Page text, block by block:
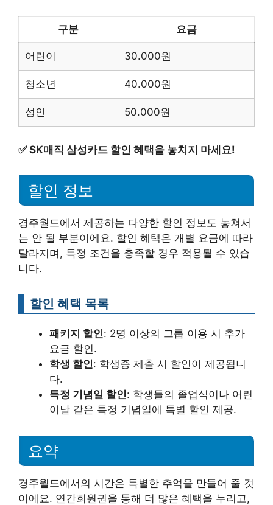
구분 요금
어린이 30.000원
청소년 40.000원
성인 50.000원
✅SK매직 삼성카드 할인 혜택을 놓치지 마세요!
할인 정보
경주월드에서 제공하는 다양한 할인 정보도 놓쳐서
는 안 될 부분이에요. 할인 혜택은 개별 요금에 따라
달라지며, 특정 조건을 충족할 경우 적용될 수 있습
니다.
할인 혜택 목록
패키지 할인: 2명 이상의 그룹 이용 시 추가
요금 할인.
학생 할인: 학생증 제출 시 할인이 제공됩니
다.
특정 기념일 할인: 학생들의 졸업식이나 어린
이날 같은 특정 기념일에 특별 할인 제공.
요약
경주월드에서의 시간은 특별한 추억을 만들어 줄 것
이에요. 연간회원권을 통해 더 많은 혜택을 누리고,